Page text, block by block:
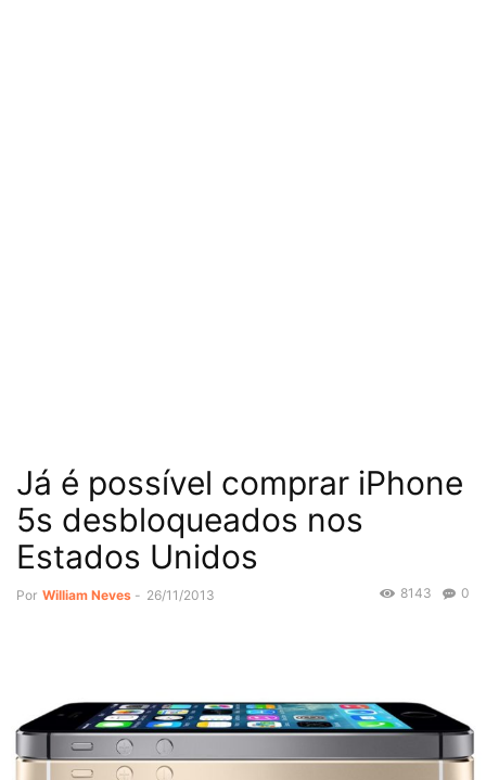
Já é possível comprar iPhone
5s desbloqueados nos
Estados Unidos
Por William Neves - 26/11/2013 0
8143